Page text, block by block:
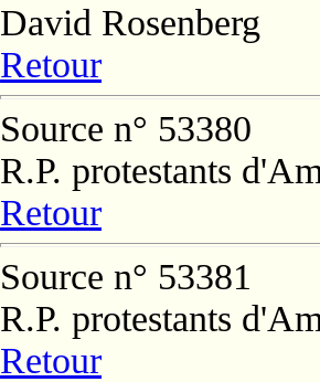
David Rosenberg
Retour
Source n° 53380
R.P. protestants
Retour
Source n° 53381
R.P. protestants
Retour